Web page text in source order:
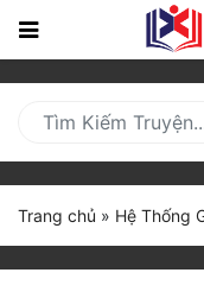
Trang
Mới
Cập
Nhật
(current)
Trang chủ » Hệ Thống